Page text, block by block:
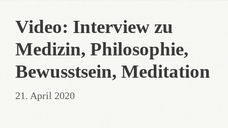
Video: Interview zu
Medizin, Philosophie,
Bewusstsein, Meditation
21. April 2020